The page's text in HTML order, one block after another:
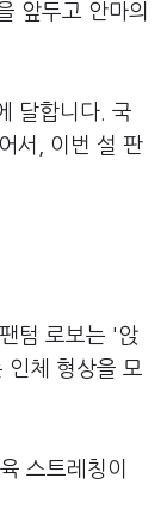
앞두고 안마의
달합니다. 국
서, 이번 설 판
텀 로보는 '앉
인체 형상을 모
스트레칭이